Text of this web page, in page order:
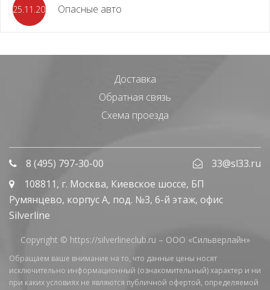
25.11.2023 Опасные авто
Доставка
Обратная связь
Схема проезда
8 (495) 797-30-00
33@sl33.ru
108811, г. Москва, Киевское шоссе, БП
Румянцево, корпус А, под. №3, 6-й этаж, офис
Silverline
Copyright © https://silverlineclub.ru – ООО «Сильверлайн»
Обращаем ваше внимание на то, что данные цены носят
исключительно информационный (ознакомительный) характер и ни
при каких условиях не являются публичной офертой, определяемой